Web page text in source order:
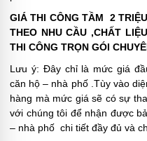
GIÁ THI CÔNG TẦM 2
THEO NHU CẦU ,CHẤT
THI CÔNG TRỌN GÓI
Lưu ý: Đây chỉ là mức giá
căn hộ – nhà phố .Tùy vào
hàng mà mức giá sẽ có sự
với chúng tôi để nhận được
– nhà phố chi tiết đầy đủ và